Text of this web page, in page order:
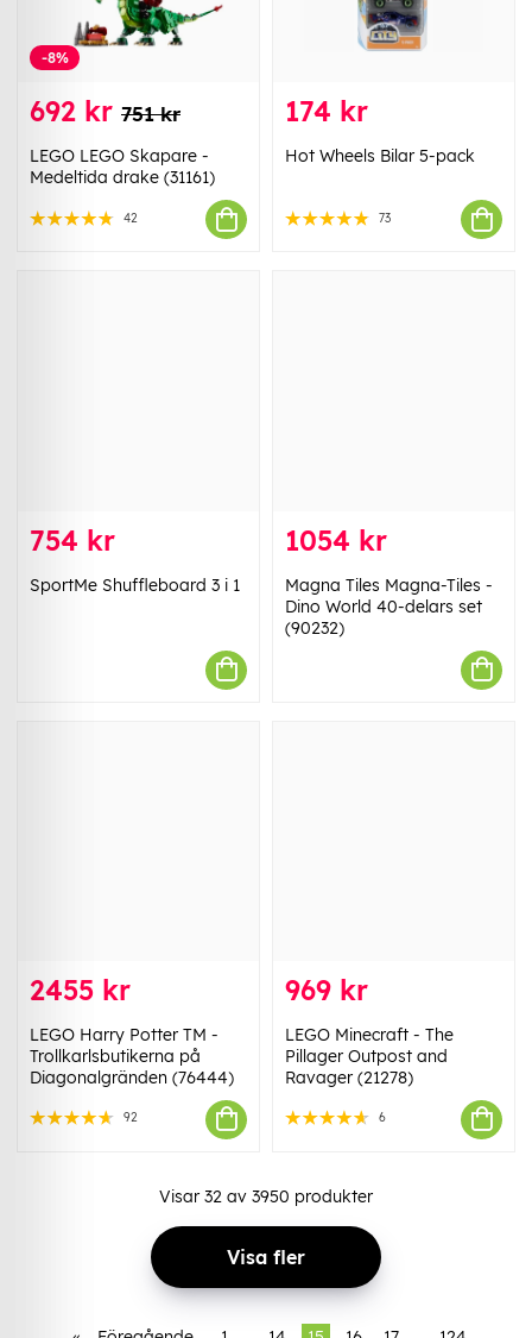
-8%
692 kr 751 kr
LEGO LEGO Skapare -
Medeltida drake (31161)
42
174 kr
Hot Wheels Bilar 5-pack
73
754 kr
SportMe Shuffleboard 3 i 1
1054 kr
Magna Tiles Magna-Tiles -
Dino World 40-delars set
(90232)
2455 kr
LEGO Harry Potter TM -
Trollkarlsbutikerna på
Diagonalgränden (76444)
92
969 kr
LEGO Minecraft - The
Pillager Outpost and
Ravager (21278)
6
Visar 32 av 3950 produkter
Visa fler